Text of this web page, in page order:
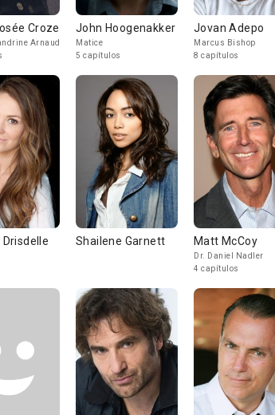
Croze
Arnaud
John Hoogenakker
Matice
5 capítulos
Jovan Adepo
Marcus Bishop
8 capítulos
Shailene Garnett Matt McCoy
Dr. Daniel Nadler
4 capítulos